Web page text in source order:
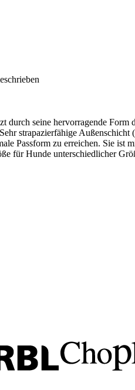
durch seine hervorragende
strapazierfähige
Passform zu erreichen. Sie
für Hunde unterschiedlicher